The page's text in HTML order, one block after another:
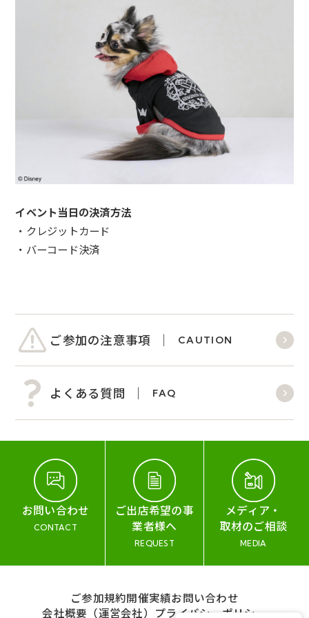
イベント当日の決済方法
・クレジットカード
・バーコード決済
ご参加の注意事項 CAUTION
よくある質問 FAQ
お問い合わせ
CONTACT
ご出店希望の事
業者様へ
REQUEST
メディア・
取材のご相談
MEDIA
ご参加規約開催実績お問い合わせ
会社概要（運営会社） プライバシーポリシー